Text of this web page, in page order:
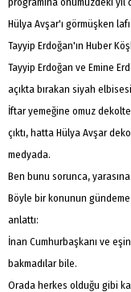
Hülya Avşar'ı görmüşken
Tayyip Erdoğan'ın Huber
Tayyip Erdoğan ve Emine
açıkta bırakan siyah
İftar yemeğine omuz
çıktı, hatta Hülya Avşar
medyada.
Ben bunu sorunca, yarasına
Böyle bir konunun
anlattı:
İnan Cumhurbaşkanı ve
bakmadılar bile.
Orada herkes olduğu gibi